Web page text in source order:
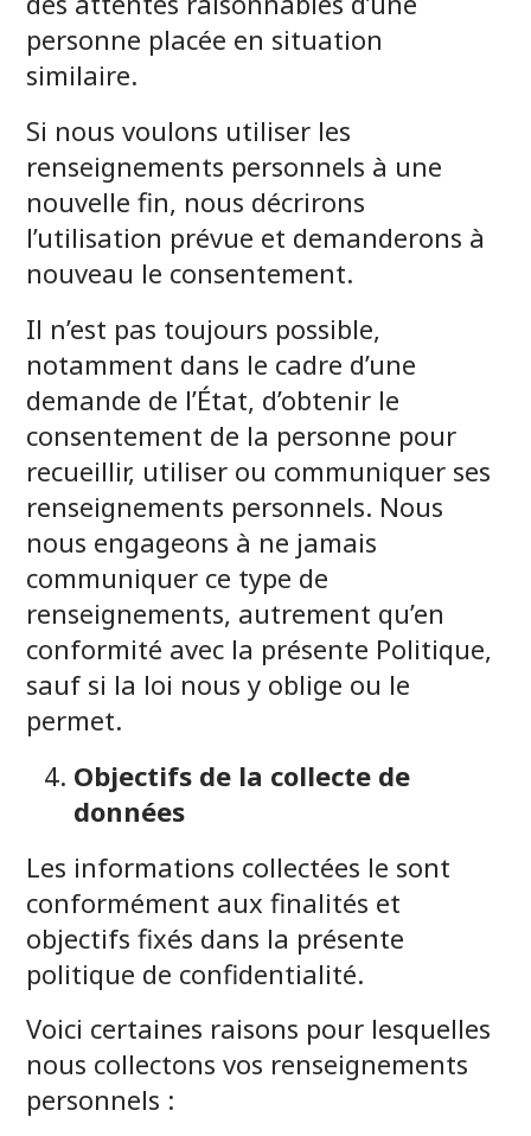
personne placée en situation
similaire.
Si nous voulons utiliser les
renseignements personnels à une
nouvelle fin, nous décrirons
l’utilisation prévue et demanderons à
nouveau le consentement.
Il n’est pas toujours possible,
notamment dans le cadre d’une
demande de l’État, d’obtenir le
consentement de la personne pour
recueillir, utiliser ou communiquer ses
renseignements personnels. Nous
nous engageons à ne jamais
communiquer ce type de
renseignements, autrement qu’en
conformité avec la présente Politique,
sauf si la loi nous y oblige ou le
permet.
Objectifs de la collecte de
données
Les informations collectées le sont
conformément aux finalités et
objectifs fixés dans la présente
politique de confidentialité.
Voici certaines raisons pour lesquelles
nous collectons vos renseignements
personnels :